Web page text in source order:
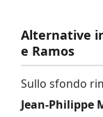
Alternative
e Ramos
Sullo sfondo
Jean-Philippe